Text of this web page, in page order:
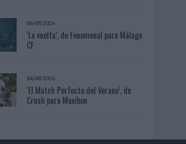
06/08/2026
‘La vuelta’, de Fenomenal para Málaga
CF
04/08/2026
‘El Match Perfecto del Verano’, de
Crush para Maxibon